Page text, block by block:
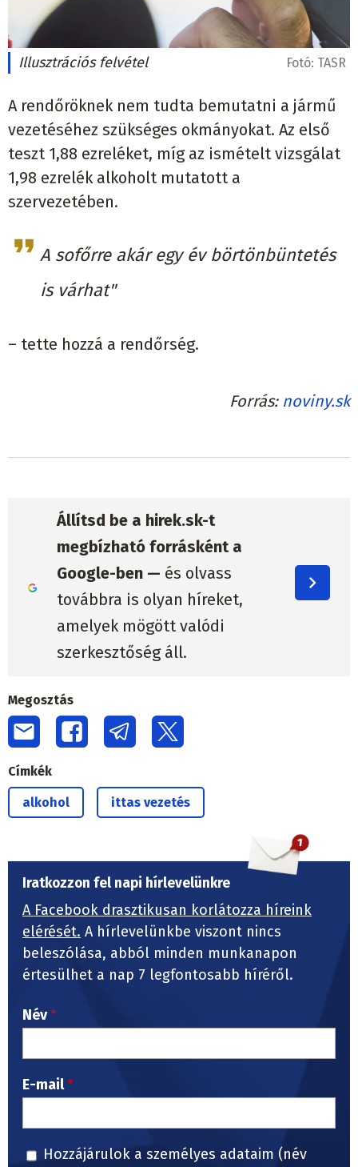
Illusztrációs felvétel Fotó: TASR
A rendőröknek nem tudta bemutatni a jármű
vezetéséhez szükséges okmányokat. Az első
teszt 1,88 ezreléket, míg az ismételt vizsgálat
1,98 ezrelék alkoholt mutatott a
szervezetében.
A sofőrre akár egy év börtönbüntetés
is várhat"
– tette hozzá a rendőrség.
Forrás noviny.sk
Állítsd be a hirek.sk-t
megbízható forrásként a
Google-ben — és olvass
továbbra is olyan híreket,
amelyek mögött valódi
szerkesztőség áll.
Megosztás
Címkék
alkohol ittas vezetés
Iratkozzon fel napi hírlevelünkre
A Facebook drasztikusan korlátozza híreink
elérését. A hírlevelünkbe viszont nincs
beleszólása, abból minden munkanapon
értesülhet a nap 7 legfontosabb híréről.
Név
E-mail
Hozzájárulok a személyes adataim (név